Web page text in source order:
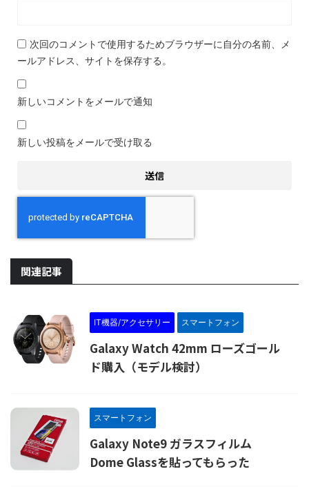
次回のコメントで使用するためブラウザーに自分の名前、メ
ールアドレス、サイトを保存する。
新しいコメントをメールで通知
新しい投稿をメールで受け取る
関連記事
IT機器/アクセサリー スマートフォン
Galaxy Watch 42mm ローズゴール
ド購入（モデル検討）
スマートフォン
Galaxy Note9 ガラスフィルム
Dome Glassを貼ってもらった